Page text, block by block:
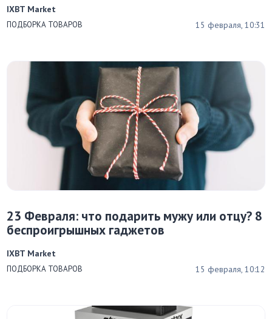
ПОДБОРКА ТОВАРОВ 15 февраля, 10:31
IXBT Market
23 Февраля: что подарить мужу или отцу? 8
беспроигрышных гаджетов
ПОДБОРКА ТОВАРОВ 15 февраля, 10:12
IXBT Market